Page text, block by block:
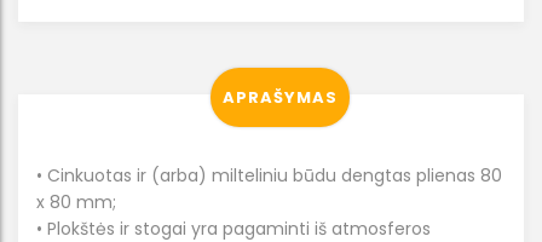
APRAŠYMAS
• Cinkuotas ir (arba) milteliniu būdu dengtas plienas 80
x 80 mm;
• Plokštės ir stogai yra pagaminti iš atmosferos